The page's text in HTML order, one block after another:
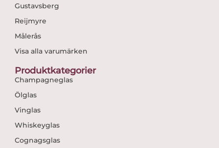
Gustavsberg
Reijmyre
Målerås
Visa alla varumärken
Produktkategorier
Champagneglas
Ölglas
Vinglas
Whiskeyglas
Cognagsglas